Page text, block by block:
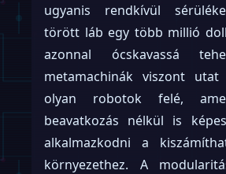
ugyanis rendkívül
törött láb egy több millió
azonnal ócskavassá
metamachinák viszont
olyan robotok felé,
beavatkozás nélkül is
alkalmazkodni a
környezethez. A